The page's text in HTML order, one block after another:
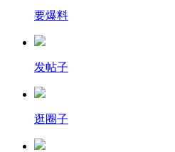
要爆料
发帖子
逛圈子